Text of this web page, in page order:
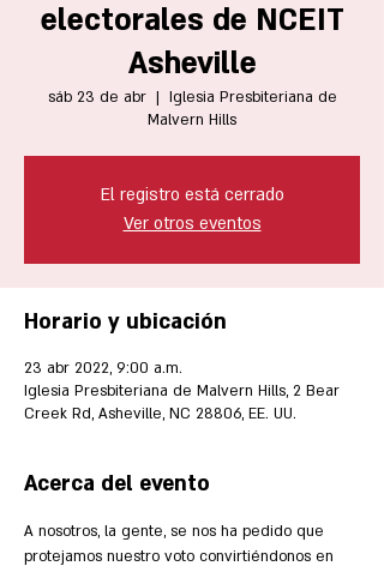
electorales de NCEIT
Asheville
sáb 23 de abr
  |
Iglesia Presbiteriana de
Malvern Hills
El registro está cerrado
Ver otros eventos
Horario y ubicación
23 abr 2022, 9:00 a.m.
Iglesia Presbiteriana de Malvern Hills, 2 Bear
Creek Rd, Asheville, NC 28806, EE. UU.
Acerca del evento
A nosotros, la gente, se nos ha pedido que
protejamos nuestro voto convirtiéndonos en